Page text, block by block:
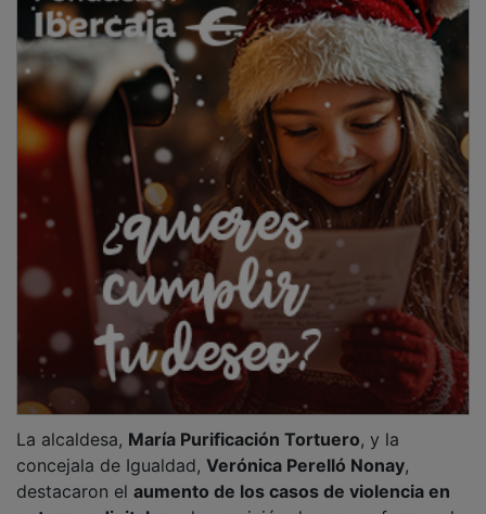
concejala de Igualdad, Verónica Perelló Nonay
destacaron elaumento de los casos de violencia en
entornos digitalesy la aparición de nuevas formas de